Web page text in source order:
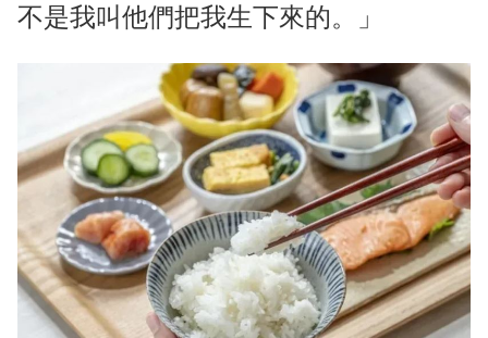
不是我叫他們把我生下來的。」